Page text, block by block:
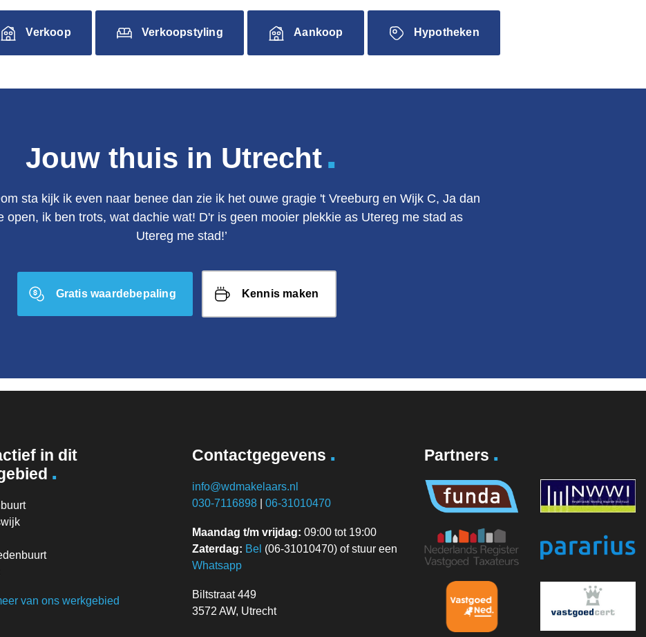
Verkoop Verkoopstyling Aankoop Hypotheken
Jouw thuis in Utrecht.
sta kijk ik even naar benee dan zie ik het ouwe gragie 't Vreeburg en Wijk C, Ja dan
open, ik ben trots, wat dachie wat! D'r is geen mooier plekkie as Utereg me stad as
Utereg me stad!’
Gratis waardebepaling Kennis maken
in dit
.
van ons werkgebied
Contactgegevens .
info@wdmakelaars.nl
030-7116898
06-31010470
Maandag t/m vrijdag: 09:00 tot 19:00
Zaterdag: Bel (06-31010470) of stuur een
Whatsapp
Biltstraat 449
3572 AW, Utrecht
Partners .